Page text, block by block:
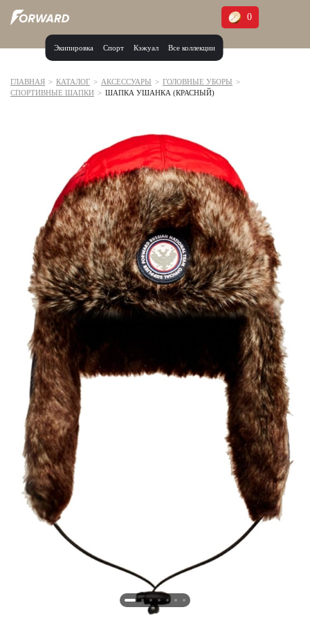
Экипировка Спорт Кэжуал Все коллекции
0
Москва и МО
Иркутская область (2)
Калининградская область (1)
Кемеровская область (2)
Краснодарский край (5)
Красноярский край (5)
Курская область (1)
Москва и МО (14)
Нижегородская область (1)
Новосибирская область (3)
Омская область (5)
Республика Башкортостан (3)
Республика Крым (1)
Республика Татарстан (2)
Ростовская область (2)
Самарская область (1)
Санкт-Петербург и ЛО (3)
Саратовская область (1)
Свердловская область (5)
Северная Осетия (2)
Смоленская область (1)
Ставропольский край (5)
Томская область (1)
ГЛАВНАЯ > КАТАЛОГ > АКСЕССУАРЫ > ГОЛОВНЫЕ УБОРЫ >
СПОРТИВНЫЕ ШАПКИ > ШАПКА УШАНКА (КРАСНЫЙ)